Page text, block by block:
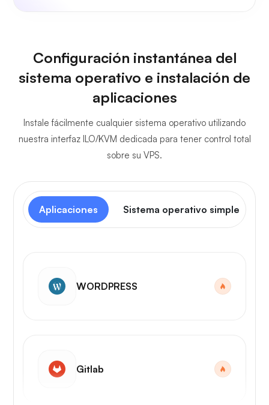
Configuración instantánea del
sistema operativo e instalación de
aplicaciones
Instale fácilmente cualquier sistema operativo utilizando
nuestra interfaz ILO/KVM dedicada para tener control total
sobre su VPS.
Aplicaciones Sistema operativo simple
WORDPRESS
Gitlab